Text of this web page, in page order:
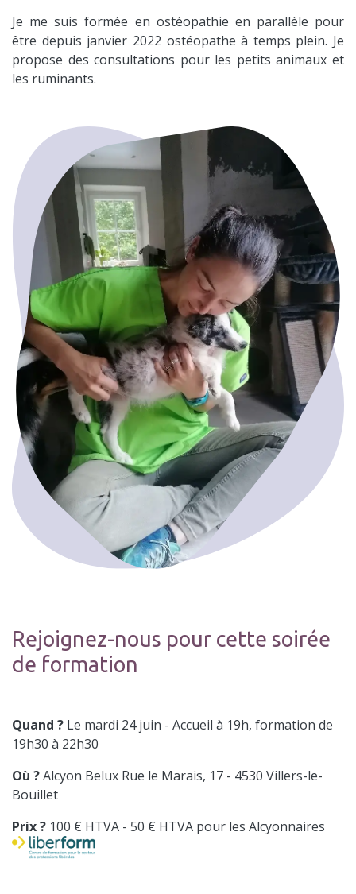
Je me suis formée en ostéopathie en parallèle pour
être depuis janvier 2022 ostéopathe à temps plein. Je
propose des consultations pour les petits animaux et
les ruminants.
Rejoignez-nous pour cette soirée
de formation
Quand ? Le mardi 24 juin - Accueil à 19h, formation de
19h30 à 22h30
Où ?Alcyon Belux Rue le Marais, 17 - 4530 Villers-le-
Bouillet
Prix ? 100 € HTVA - 50 € HTVA pour les Alcyonnaires